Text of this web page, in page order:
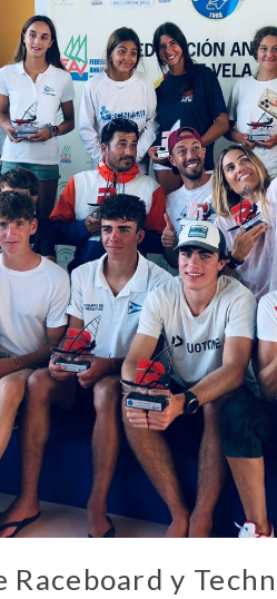
Raceboard y